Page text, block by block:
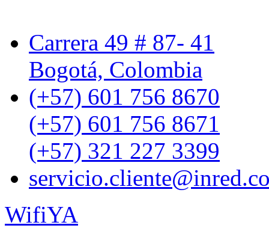
Carrera 49 # 87- 41
Bogotá, Colombia
(+57) 601 756 8670
(+57) 601 756 8671
(+57) 321 227 3399
WifiYA